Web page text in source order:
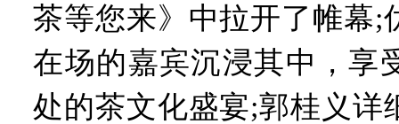
茶等您来》中拉开了帷幕;
在场的嘉宾沉浸其中，享
处的茶文化盛宴;郭桂义详